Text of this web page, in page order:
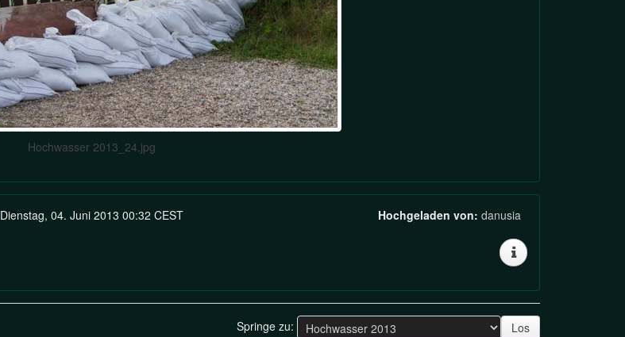
Hochwasser 2013_24.jpg
Dienstag, 04. Juni 2013 00:32 CEST Hochgeladen von: danusia
Springe zu: Los